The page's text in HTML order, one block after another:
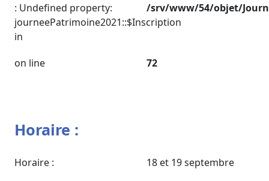
: Undefined property:
journeePatrimoine2021::$Inscription
in
/srv/www/54/objet/
on line 72
Horaire :
Horaire :
18 et 19 septembre